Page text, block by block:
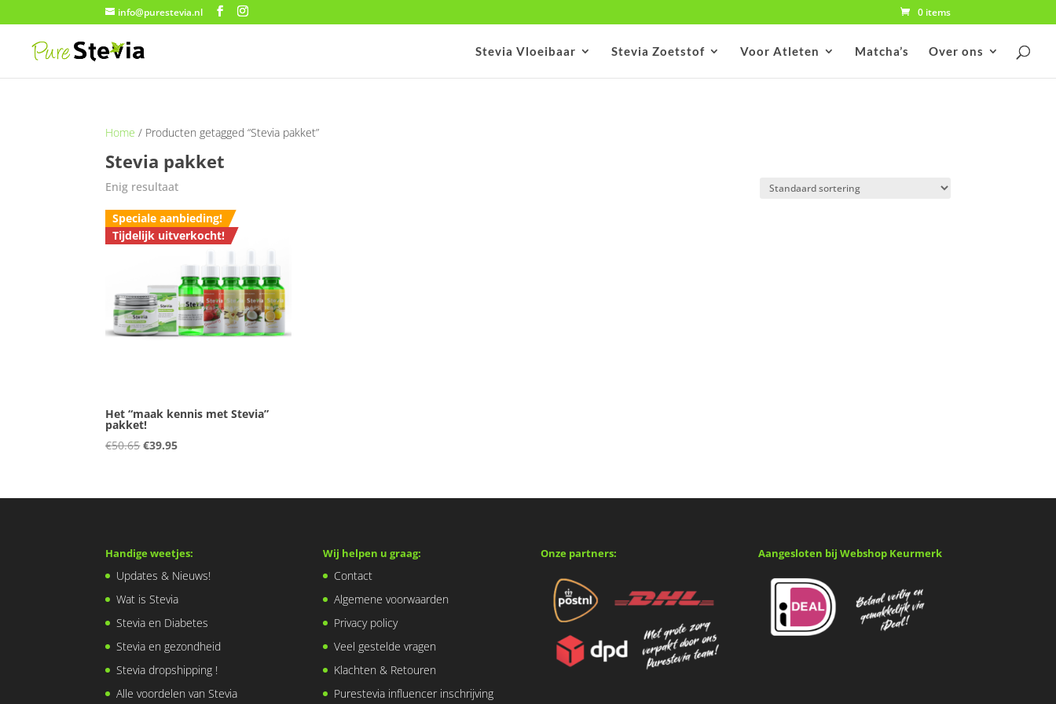
info@purestevia.nl 0 items
Stevia Vloeibaar Stevia Zoetstof Voor Atleten Matcha’s Over ons
Home / Producten getagged “Stevia pakket”
Stevia pakket
Enig resultaat
Speciale aanbieding!
Tijdelijk uitverkocht!
Het “maak kennis met Stevia”
pakket!
€50.65Oorspronkelijke
€50.65.
€39.95Huidige
€39.95.
Handige weetjes:
Updates & Nieuws!
Wat is Stevia
Stevia en Diabetes
Stevia en gezondheid
Stevia dropshipping !
Alle voordelen van Stevia
Wij helpen u graag:
Contact
Algemene voorwaarden
Privacy policy
Veel gestelde vragen
Klachten & Retouren
Purestevia influencer inschrijving
Onze partners: Aangesloten bij Webshop Keurmerk